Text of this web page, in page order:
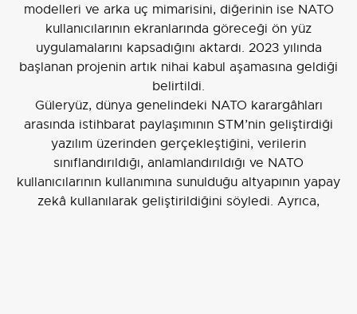
modelleri ve arka uç mimarisini, diğerinin ise NATO
kullanıcılarının ekranlarında göreceği ön yüz
uygulamalarını kapsadığını aktardı. 2023 yılında
başlanan projenin artık nihai kabul aşamasına geldiği
belirtildi.
Güleryüz, dünya genelindeki NATO karargâhları
arasında istihbarat paylaşımının STM’nin geliştirdiği
yazılım üzerinden gerçekleştiğini, verilerin
sınıflandırıldığı, anlamlandırıldığı ve NATO
kullanıcılarının kullanımına sunulduğu altyapının yapay
zekâ kullanılarak geliştirildiğini söyledi. Ayrıca,